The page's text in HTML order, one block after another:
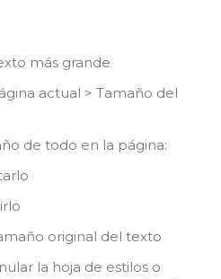
más grande
actual > Tamaño del
de todo en la página:
original del texto
la hoja de estilos o